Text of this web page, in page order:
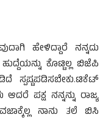
ಹೇಳಿದ್ದಾರೆ ನನ್ನದು
ಕೊಟ್ಟಿಲ್ಲ ಬಿಜೆಪಿ
ಸ್ಪಷ್ಟಪಡಿಸಬೇಕು.ಟಿಕೆಟ್
ಆದರೆ ಪಕ್ಷ ನನ್ನನ್ನು ರಾಜ್ಯ
ನಾನು ತಲೆ ಬಿಸಿ